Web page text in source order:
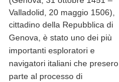
Valladolid, 20 maggio 1506),
cittadino della Repubblica di
Genova, è stato uno dei più
importanti esploratori e
navigatori italiani che presero
parte al processo di